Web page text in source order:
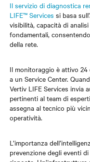
Il servizio di diagnostica
LIFE™ Services si basa
visibilità, capacità di
fondamentali,
della rete.
Il monitoraggio è attivo
a un Service Center.
Vertiv LIFE Services invia
pertinenti al team di
assegna al tecnico più
operatività.
L’importanza
prevenzione degli eventi